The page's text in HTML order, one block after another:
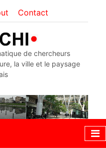
Contact
de chercheurs
la ville et le paysage